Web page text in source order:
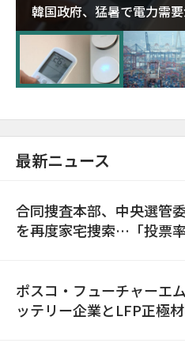
韓国政府、猛暑で電力需
に需給対応体制を点検
最新ニュース
合同捜査本部、中央選管
を再度家宅捜索…「投票
ポスコ・フューチャーエ
ッテリー企業とLFP正極